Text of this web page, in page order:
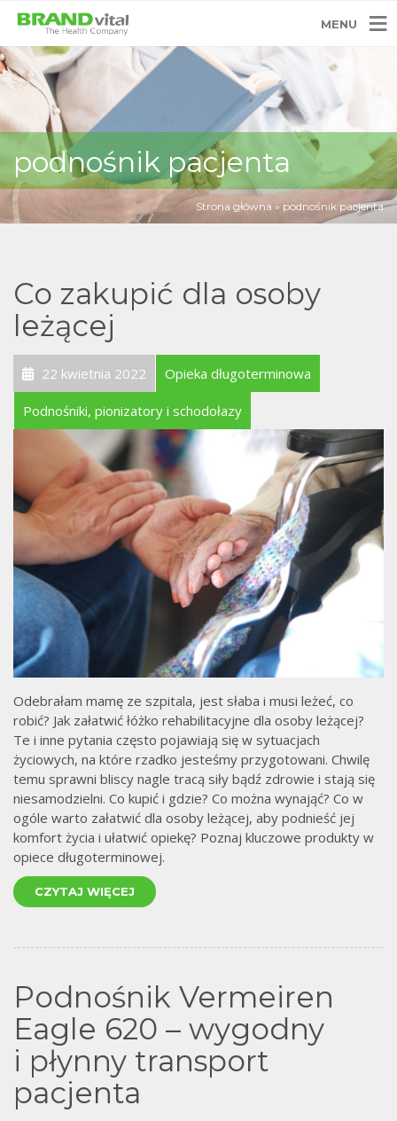
MENU
podnośnik pacjenta
Strona główna » podnośnik pacjenta
Co zakupić dla osoby
leżącej
22 kwietnia 2022 Opieka długoterminowa
Podnośniki, pionizatory i schodołazy
Odebrałam mamę ze szpitala, jest słaba i musi leżeć, co
robić? Jak załatwić łóżko rehabilitacyjne dla osoby leżącej?
Te i inne pytania często pojawiają się w sytuacjach
życiowych, na które rzadko jesteśmy przygotowani. Chwilę
temu sprawni bliscy nagle tracą siły bądź zdrowie i stają się
niesamodzielni. Co kupić i gdzie? Co można wynająć? Co w
ogóle warto załatwić dla osoby leżącej, aby podnieść jej
komfort życia i ułatwić opiekę? Poznaj kluczowe produkty w
opiece długoterminowej.
CZYTAJ WIĘCEJ
Podnośnik Vermeiren
Eagle 620 – wygodny
i płynny transport
pacjenta